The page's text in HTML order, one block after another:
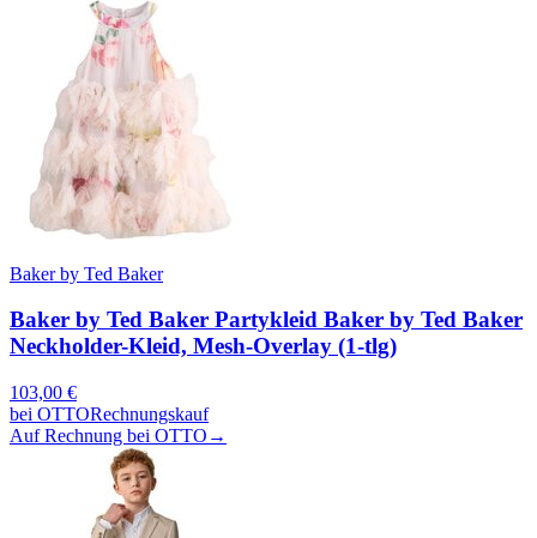
Baker by Ted Baker
Baker by Ted Baker Partykleid Baker by Ted Baker
Neckholder-Kleid, Mesh-Overlay (1-tlg)
103,00 €
bei OTTORechnungskauf
Auf Rechnung bei OTTO →